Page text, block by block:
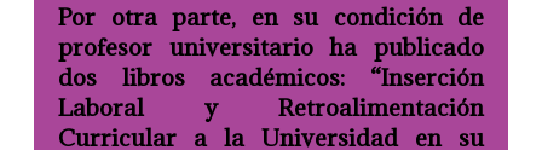
Por otra parte, en su condición de
profesor universitario ha publicado
dos libros académicos: “Inserción
Laboral y Retroalimentación
Curricular a la Universidad en su